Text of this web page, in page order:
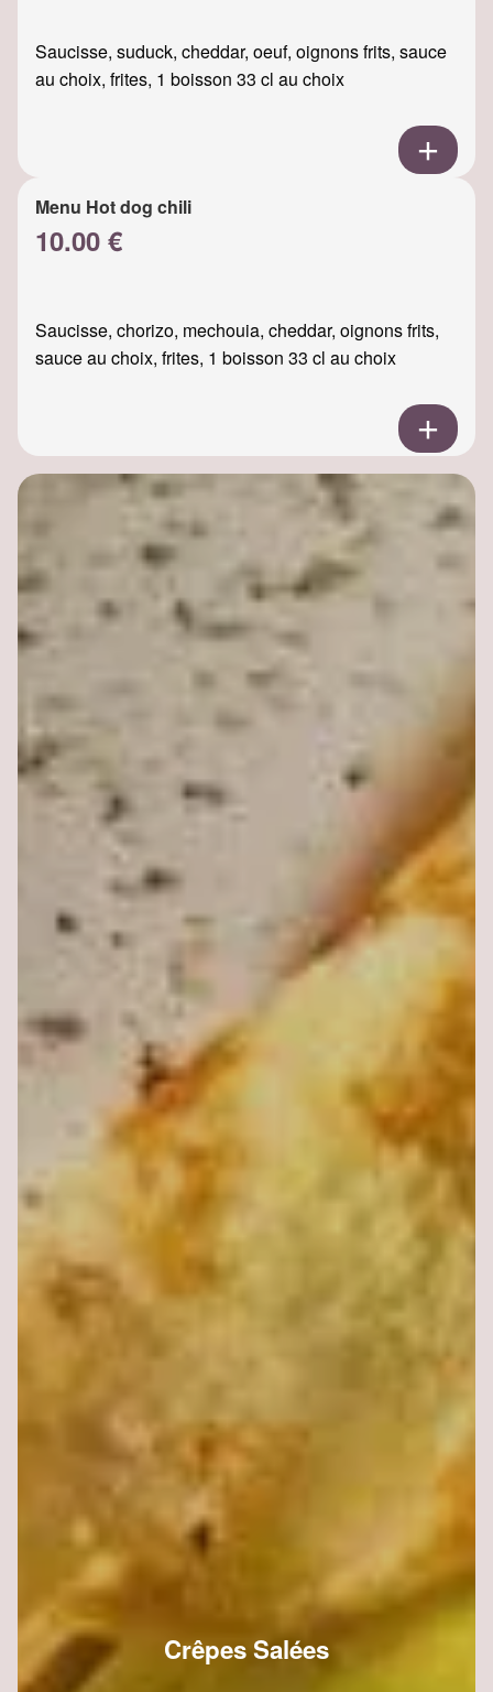
Saucisse, suduck, cheddar, oeuf, oignons frits, sauce
au choix, frites, 1 boisson 33 cl au choix
Menu Hot dog chili
10.00 €
Saucisse, chorizo, mechouia, cheddar, oignons frits,
sauce au choix, frites, 1 boisson 33 cl au choix
Crêpes Salées